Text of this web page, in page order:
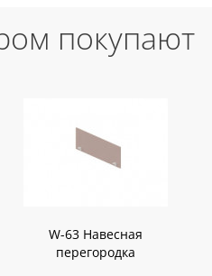
покупают
W-63 Навесная
перегородка